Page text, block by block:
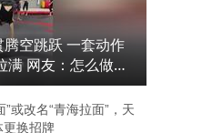
空跳跃 一套动作
满 网友：怎么做到
或改名“青海拉面”，天
换招牌